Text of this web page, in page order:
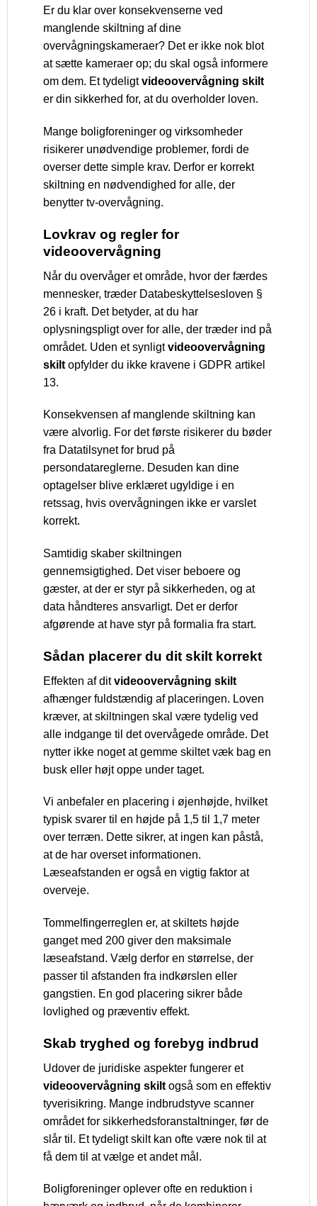
Er du klar over konsekvenserne ved
manglende skiltning af dine
overvågningskameraer? Det er ikke nok blot
at sætte kameraer op; du skal også informere
om dem. Et tydeligtvideoovervågning skilt
er din sikkerhed for, at du overholder loven.
Mange boligforeninger og virksomheder
risikerer unødvendige problemer, fordi de
overser dette simple krav. Derfor er korrekt
skiltning en nødvendighed for alle, der
benytter tv-overvågning.
Lovkrav og regler for
videoovervågning
Når du overvåger et område, hvor der færdes
mennesker, træder Databeskyttelsesloven §
26 i kraft. Det betyder, at du har
oplysningspligt over for alle, der træder ind på
området. Uden et synligtvideoovervågning
skilt opfylder du ikke kravene i GDPR artikel
13.
Konsekvensen af manglende skiltning kan
være alvorlig. For det første risikerer du bøder
fra Datatilsynet for brud på
persondatareglerne. Desuden kan dine
optagelser blive erklæret ugyldige i en
retssag, hvis overvågningen ikke er varslet
korrekt.
Samtidig skaber skiltningen
gennemsigtighed. Det viser beboere og
gæster, at der er styr på sikkerheden, og at
data håndteres ansvarligt. Det er derfor
afgørende at have styr på formalia fra start.
Sådan placerer du dit skilt korrekt
Effekten af ditvideoovervågning skilt
afhænger fuldstændig af placeringen. Loven
kræver, at skiltningen skal være tydelig ved
alle indgange til det overvågede område. Det
nytter ikke noget at gemme skiltet væk bag en
busk eller højt oppe under taget.
Vi anbefaler en placering i øjenhøjde, hvilket
typisk svarer til en højde på 1,5 til 1,7 meter
over terræn. Dette sikrer, at ingen kan påstå,
at de har overset informationen.
Læseafstanden er også en vigtig faktor at
overveje.
Tommelfingerreglen er, at skiltets højde
ganget med 200 giver den maksimale
læseafstand. Vælg derfor en størrelse, der
passer til afstanden fra indkørslen eller
gangstien. En god placering sikrer både
lovlighed og præventiv effekt.
Skab tryghed og forebyg indbrud
Udover de juridiske aspekter fungerer et
videoovervågning skilt også som en effektiv
tyverisikring. Mange indbrudstyve scanner
området for sikkerhedsforanstaltninger, før de
slår til. Et tydeligt skilt kan ofte være nok til at
få dem til at vælge et andet mål.
Boligforeninger oplever ofte en reduktion i